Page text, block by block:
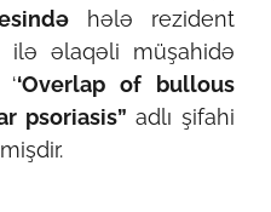
hələ rezident
ilə əlaqəli müşahidə
‘Overlap of bullous
psoriasis” adlı şifahi